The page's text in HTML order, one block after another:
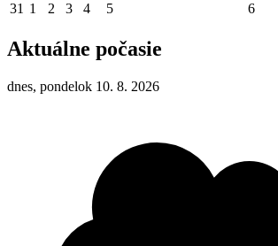
31 1 2 3 4 5 6
Aktuálne počasie
dnes, pondelok 10. 8. 2026